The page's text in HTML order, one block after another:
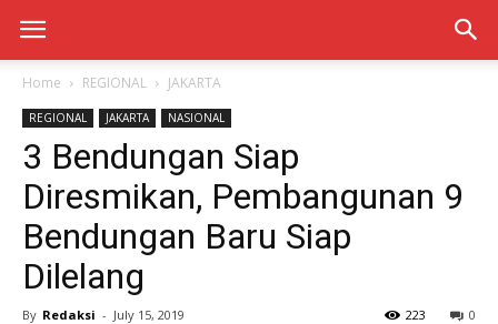
Home REGIONAL JAKARTA
REGIONAL JAKARTA NASIONAL
3 Bendungan Siap
Diresmikan, Pembangunan 9
Bendungan Baru Siap
Dilelang
By Redaksi - July 15, 2019 0
223